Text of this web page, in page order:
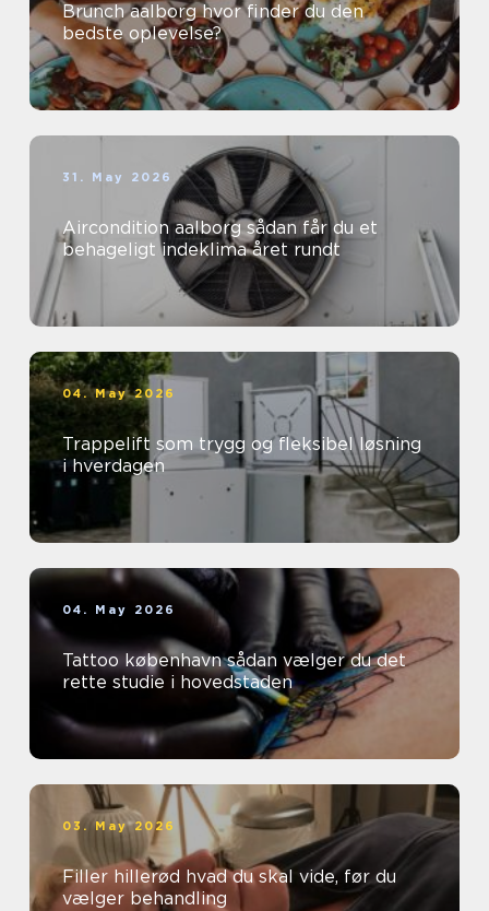
Brunch aalborg hvor finder du den
bedste oplevelse?
31. May 2026
Aircondition aalborg sådan får du et
behageligt indeklima året rundt
04. May 2026
Trappelift som trygg og fleksibel løsning
i hverdagen
04. May 2026
Tattoo københavn sådan vælger du det
rette studie i hovedstaden
03. May 2026
Filler hillerød hvad du skal vide, før du
vælger behandling